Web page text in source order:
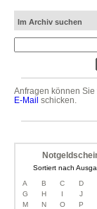
Im Archiv suchen
Anfragen können Sie
E-Mail schicken.
Sortiert nach
A
B C D
G
H I J
M
N O P